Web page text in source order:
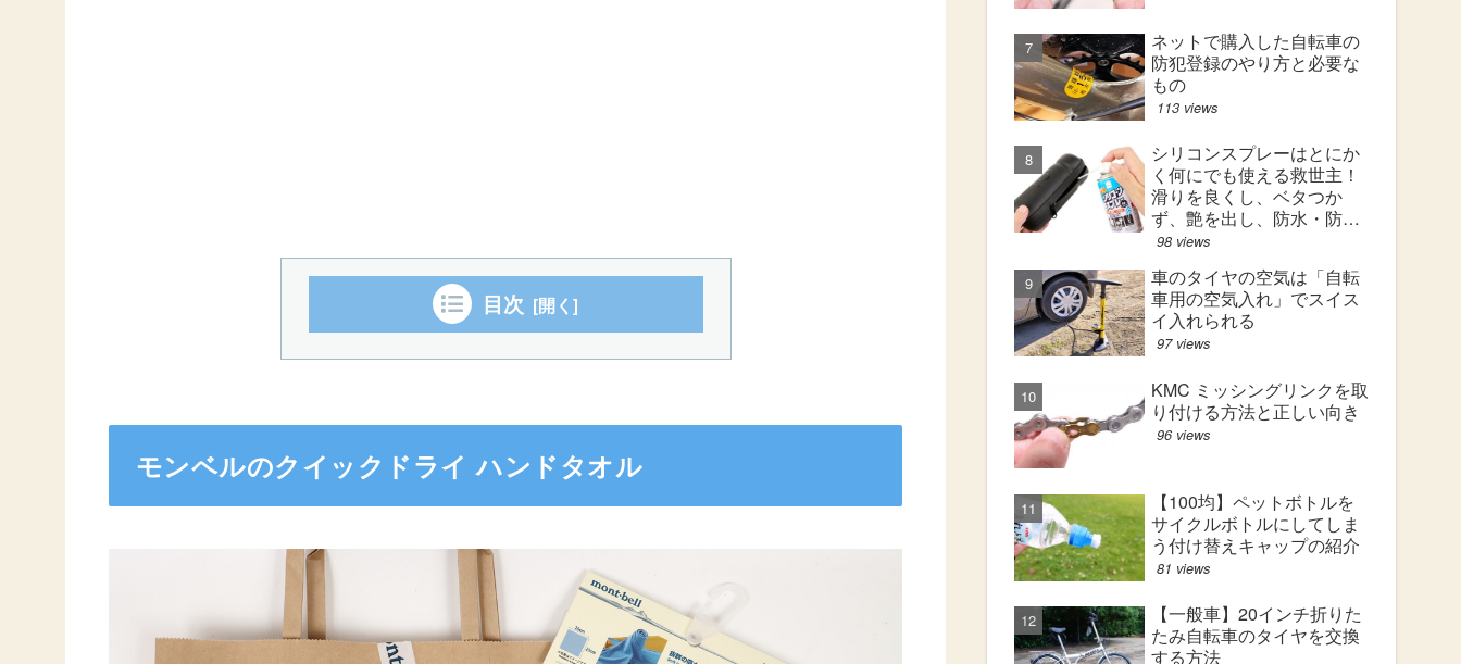
目次
モンベルのクイックドライ ハンドタオル
ネットで購入した自転車の
防犯登録のやり方と必要な
もの
113 views
シリコンスプレーはとにか
く何にでも使える救世主！
滑りを良くし、ベタつか
ず、艶を出し、防水・防汚
効果も！
98 views
車のタイヤの空気は「自転
車用の空気入れ」でスイス
イ入れられる
97 views
KMC ミッシングリンクを取
り付ける方法と正しい向き
96 views
【100均】ペットボトルを
サイクルボトルにしてしま
う付け替えキャップの紹介
81 views
【一般車】20インチ折りた
たみ自転車のタイヤを交換
する方法